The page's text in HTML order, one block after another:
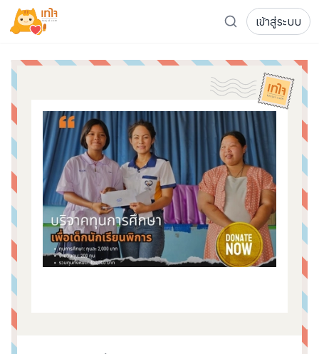
รู้จักเทใจ
เกี่ยวกับเรา
ความเคลื่อนไหว
ผู้บริจาค
การลดหย่อนภาษี
แฟนคลับศิลปิน
FAQ ผู้บริจาค
เจ้าของโครงการ
ส่งโครงการ
FAQ เจ้าของโครงการ
ติดต่อเรา
COCON (ห้อง 304) ชั้น 3 อาคาร The Season Mall 899
เข้าสู่ระบบ